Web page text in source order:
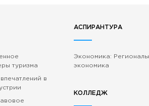
туризма
в
АСПИРАНТУРА
Экономика:
экономика
КОЛЛЕДЖ